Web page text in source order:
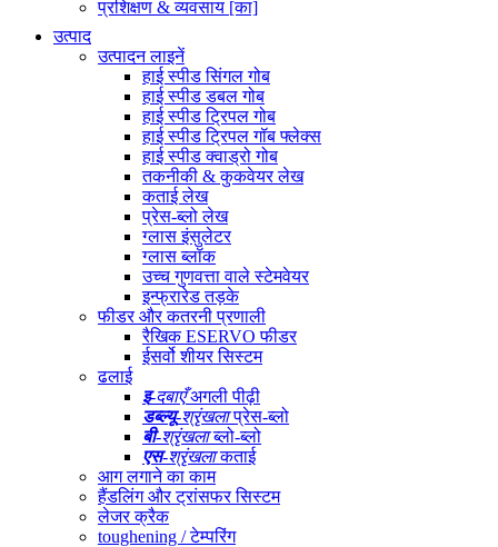
प्रशिक्षण & व्यवसाय [का]
उत्पाद
उत्पादन लाइनें
हाई स्पीड सिंगल गोब
हाई स्पीड डबल गोब
हाई स्पीड ट्रिपल गोब
हाई स्पीड ट्रिपल गॉब फ्लेक्स
हाई स्पीड क्वाड्रो गोब
तकनीकी & कुकवेयर लेख
कताई लेख
प्रेस-ब्लो लेख
ग्लास इंसुलेटर
ग्लास ब्लॉक
उच्च गुणवत्ता वाले स्टेमवेयर
इन्फ्रारेड तड़के
फीडर और कतरनी प्रणाली
रैखिक ESERVO फीडर
ईसर्वो शीयर सिस्टम
ढलाई
इ-दबाएँअगली पीढ़ी
डब्ल्यू-श्रृंखलाप्रेस-ब्लो
बी-श्रृंखलाब्लो-ब्लो
एस-श्रृंखलाकताई
आग लगाने का काम
हैंडलिंग और ट्रांसफर सिस्टम
लेजर क्रैक
toughening / टेम्परिंग